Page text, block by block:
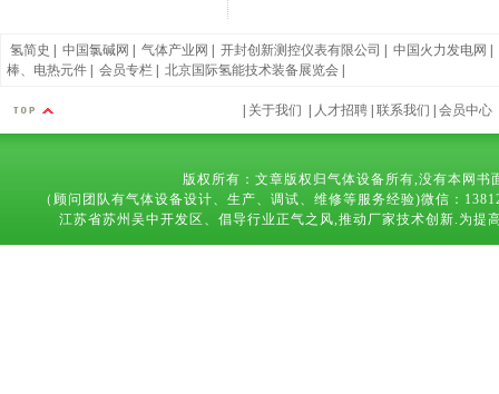
氢简史 中国氯碱网 气体产业网 开封创新测控仪表有限公司 中国火力发电网
棒、电热元件
会员专栏 北京国际氢能技术装备展览会
关于我们 人才招聘 联系我们 会员中心
版权所有：文章版权归气体设备所有,没有本网
（顾问团队有气体设备设计、生产、调试、维修等服务经验)微信：
江苏省苏州吴中开发区、倡导行业正气之风,推动厂家技术创新.为提